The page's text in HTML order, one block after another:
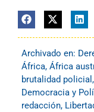
Archivado en:
África, África
brutalidad policial ,
Democracia y
redacción,